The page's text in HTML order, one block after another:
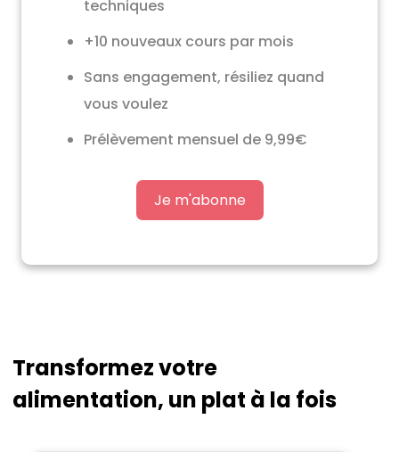
techniques
+10 nouveaux cours par mois
Sans engagement, résiliez quand
vous voulez
Prélèvement mensuel de 9,99€
Je m'abonne
Transformez votre
alimentation, un plat à la fois